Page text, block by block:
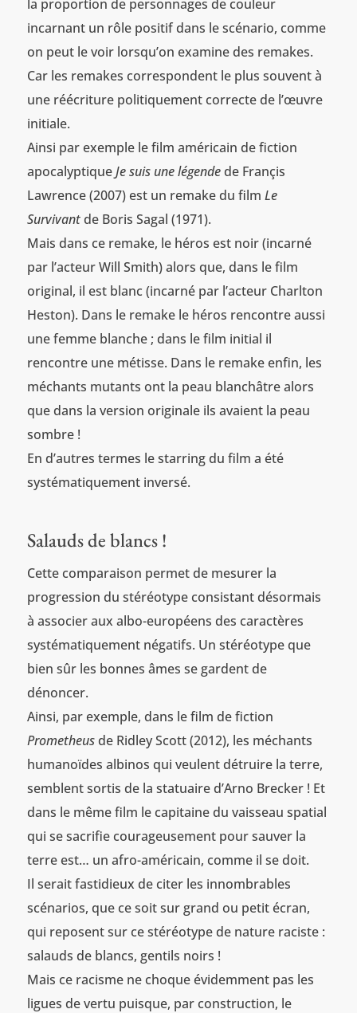
la proportion de personnages de couleur
incarnant un rôle positif dans le scénario, comme
on peut le voir lorsqu’on examine des remakes.
Car les remakes correspondent le plus souvent à
une réécriture politiquement correcte de l’œuvre
initiale.
Ainsi par exemple le film américain de fiction
apocalyptiqueJe suis une légendede Françis
Lawrence (2007) est un remake du film Le
Survivantde Boris Sagal (1971).
Mais dans ce remake, le héros est noir (incarné
par l’acteur Will Smith) alors que, dans le film
original, il est blanc (incarné par l’acteur Charlton
Heston). Dans le remake le héros rencontre aussi
une femme blanche ; dans le film initial il
rencontre une métisse. Dans le remake enfin, les
méchants mutants ont la peau blanchâtre alors
que dans la version originale ils avaient la peau
sombre !
En d’autres termes le starring du film a été
systématiquement inversé.
Salauds de blancs !
Cette comparaison permet de mesurer la
progression du stéréotype consistant désormais
à associer aux albo-européens des caractères
systématiquement négatifs. Un stéréotype que
bien sûr les bonnes âmes se gardent de
dénoncer.
Ainsi, par exemple, dans le film de fiction
Prometheusde Ridley Scott (2012), les méchants
humanoïdes albinos qui veulent détruire la terre,
semblent sortis de la statuaire d’Arno Brecker ! Et
dans le même film le capitaine du vaisseau spatial
qui se sacrifie courageusement pour sauver la
terre est… un afro-américain, comme il se doit.
Il serait fastidieux de citer les innombrables
scénarios, que ce soit sur grand ou petit écran,
qui reposent sur ce stéréotype de nature raciste :
salauds de blancs, gentils noirs !
Mais ce racisme ne choque évidemment pas les
ligues de vertu puisque, par construction, le